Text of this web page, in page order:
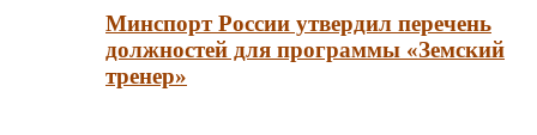
Минспорт России утвердил перечень
должностей для программы «Земский
тренер»